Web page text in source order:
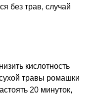
без трав, случай
кислотность
травы ромашки
20 минуток,